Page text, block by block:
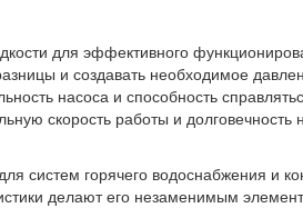
для эффективного
и создавать необходимое
насоса и способность
скорость работы и долговечность
горячего водоснабжения и
делают его незаменимым